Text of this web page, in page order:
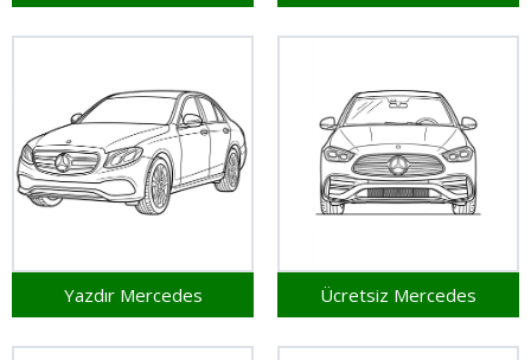
Yazdır Mercedes Ücretsiz Mercedes